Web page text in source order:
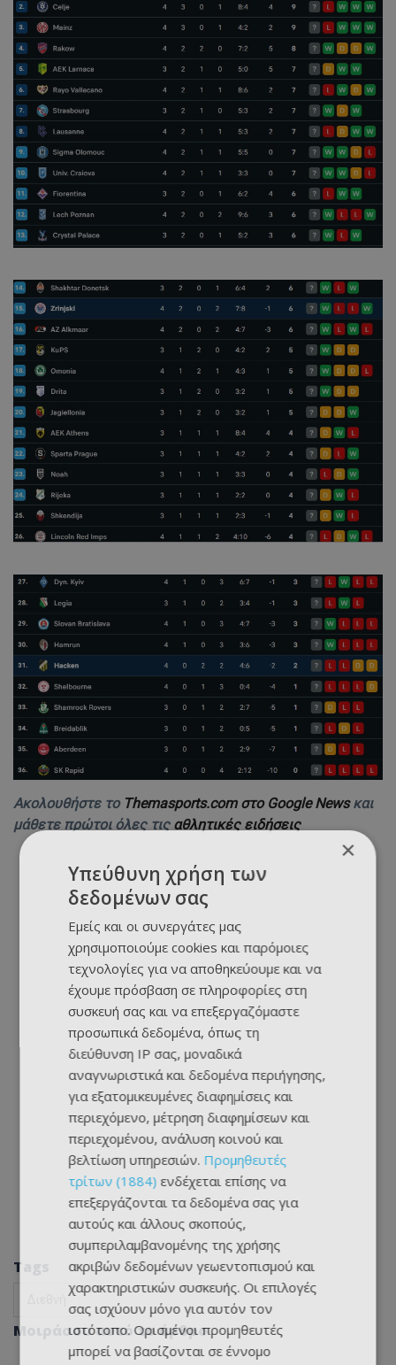
Ακολουθήστε το Themasports.com στο Google Newsκαι
μάθετε πρώτοι όλες τις αθλητικές ειδήσεις
Tags
Μοιράσου αυτό το άρθρο
×
Υπεύθυνη χρήση των
δεδομένων σας
Εμείς και οι συνεργάτες μας
χρησιμοποιούμε cookies και παρόμοιες
τεχνολογίες για να αποθηκεύουμε και να
έχουμε πρόσβαση σε πληροφορίες στη
συσκευή σας και να επεξεργαζόμαστε
προσωπικά δεδομένα, όπως τη
διεύθυνση IP σας, μοναδικά
αναγνωριστικά και δεδομένα περιήγησης,
για εξατομικευμένες διαφημίσεις και
περιεχόμενο, μέτρηση διαφημίσεων και
περιεχομένου, ανάλυση κοινού και
βελτίωση υπηρεσιών. Προμηθευτές
τρίτων (1884) ενδέχεται επίσης να
επεξεργάζονται τα δεδομένα σας για
αυτούς και άλλους σκοπούς,
συμπεριλαμβανομένης της χρήσης
ακριβών δεδομένων γεωεντοπισμού και
χαρακτηριστικών συσκευής. Οι επιλογές
σας ισχύουν μόνο για αυτόν τον
ιστότοπο. Ορισμένοι προμηθευτές
μπορεί να βασίζονται σε έννομο